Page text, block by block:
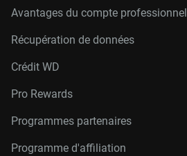
Avantages du compte professionnel
Récupération de données
Crédit WD
Pro Rewards
Programmes partenaires
Programme d'affiliation